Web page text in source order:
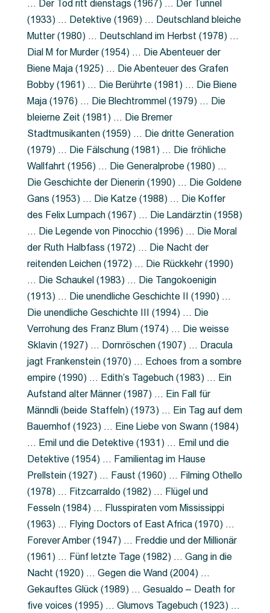
… Der Tod ritt dienstags (1967) … Der Tunnel
(1933) … Detektive (1969) … Deutschland bleiche
Mutter (1980) … Deutschland im Herbst (1978) …
Dial M for Murder (1954) … Die Abenteuer der
Biene Maja (1925) … Die Abenteuer des Grafen
Bobby (1961) … Die Berührte (1981) … Die Biene
Maja (1976) … Die Blechtrommel (1979) … Die
bleierne Zeit (1981) … Die Bremer
Stadtmusikanten (1959) … Die dritte Generation
(1979) … Die Fälschung (1981) … Die fröhliche
Wallfahrt (1956) … Die Generalprobe (1980) …
Die Geschichte der Dienerin (1990) … Die Goldene
Gans (1953) … Die Katze (1988) … Die Koffer
des Felix Lumpach (1967) … Die Landärztin (1958)
… Die Legende von Pinocchio (1996) … Die Moral
der Ruth Halbfass (1972) … Die Nacht der
reitenden Leichen (1972) … Die Rückkehr (1990)
… Die Schaukel (1983) … Die Tangokoenigin
(1913) … Die unendliche Geschichte II (1990) …
Die unendliche Geschichte III (1994) … Die
Verrohung des Franz Blum (1974) … Die weisse
Sklavin (1927) … Dornröschen (1907) … Dracula
jagt Frankenstein (1970) … Echoes from a sombre
empire (1990) … Edith’s Tagebuch (1983) … Ein
Aufstand alter Männer (1987) … Ein Fall für
Männdli (beide Staffeln) (1973) … Ein Tag auf dem
Bauernhof (1923) … Eine Liebe von Swann (1984)
… Emil und die Detektive (1931) … Emil und die
Detektive (1954) … Familientag im Hause
Prellstein (1927) … Faust (1960) … Filming Othello
(1978) … Fitzcarraldo (1982) … Flügel und
Fesseln (1984) … Flusspiraten vom Mississippi
(1963) … Flying Doctors of East Africa (1970) …
Forever Amber (1947) … Freddie und der Millionär
(1961) … Fünf letzte Tage (1982) … Gang in die
Nacht (1920) … Gegen die Wand (2004) …
Gekauftes Glück (1989) … Gesualdo – Death for
five voices (1995) … Glumovs Tagebuch (1923) …